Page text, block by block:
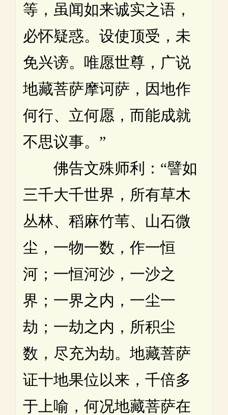
等，虽闻如来诚实之语，
必怀疑惑。设使顶受，未
免兴谤。唯愿世尊，广说
地藏菩萨摩诃萨，因地作
何行、立何愿，而能成就
不思议事。”
佛告文殊师利：“譬如
三千大千世界，所有草木
丛林、稻麻竹苇、山石微
尘，一物一数，作一恒
河；一恒河沙，一沙之
界；一界之内，一尘一
劫；一劫之内，所积尘
数，尽充为劫。地藏菩萨
证十地果位以来，千倍多
于上喻，何况地藏菩萨在